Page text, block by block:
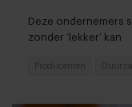
Deze ondernemers
zonder ‘lekker’ kan
Producenten